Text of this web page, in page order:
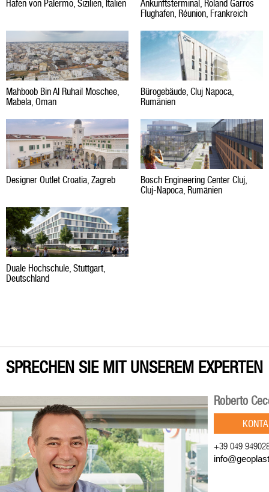
Hafen von Palermo, Sizilien, Italien
Ankunftsterminal, Roland Garros
Flughafen, Réunion, Frankreich
Mahboob Bin Al Ruhail Moschee,
Mabela, Oman
Bürogebäude, Cluj Napoca,
Rumänien
Designer Outlet Croatia, Zagreb
Bosch Engineering Center Cluj,
Cluj-Napoca, Rumänien
Duale Hochschule, Stuttgart,
Deutschland
SPRECHEN SIE MIT UNSEREM EXPERTEN
Roberto
+39 049